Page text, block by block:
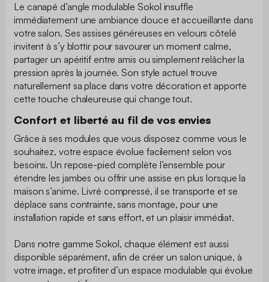
Le canapé d’angle modulable Sokol insuffle
immédiatement une ambiance douce et accueillante dans
votre salon. Ses assises généreuses en velours côtelé
invitent à s’y blottir pour savourer un moment calme,
partager un apéritif entre amis ou simplement relâcher la
pression après la journée. Son style actuel trouve
naturellement sa place dans votre décoration et apporte
cette touche chaleureuse qui change tout.
Confort et liberté au fil de vos envies
Grâce à ses modules que vous disposez comme vous le
souhaitez, votre espace évolue facilement selon vos
besoins. Un repose-pied complète l’ensemble pour
étendre les jambes ou offrir une assise en plus lorsque la
maison s’anime. Livré compressé, il se transporte et se
déplace sans contrainte, sans montage, pour une
installation rapide et sans effort, et un plaisir immédiat.
Dans notre gamme Sokol, chaque élément est aussi
disponible séparément, afin de créer un salon unique, à
votre image, et profiter d’un espace modulable qui évolue